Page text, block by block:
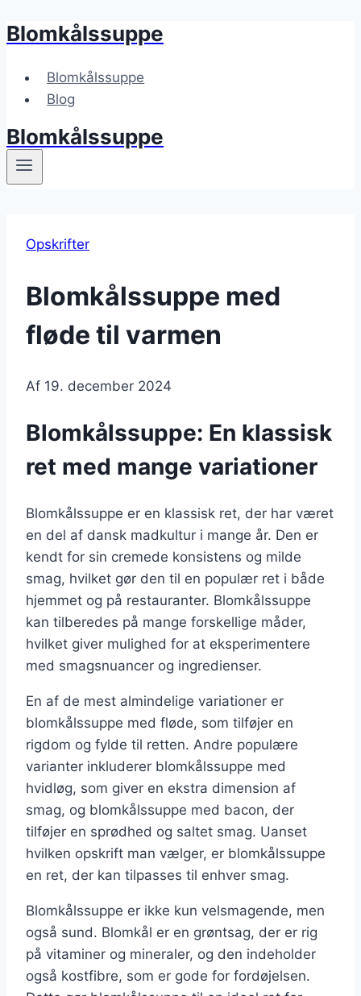
Fortsæt
indhold
Blomkålssuppe
Blomkålssuppe
Blog
Blomkålssuppe
Opskrifter
Blomkålssuppe med
fløde til varmen
Af 19. december 2024
Blomkålssuppe: En klassisk
ret med mange variationer
Blomkålssuppe er en klassisk ret, der har været
en del af dansk madkultur i mange år. Den er
kendt for sin cremede konsistens og milde
smag, hvilket gør den til en populær ret i både
hjemmet og på restauranter. Blomkålssuppe
kan tilberedes på mange forskellige måder,
hvilket giver mulighed for at eksperimentere
med smagsnuancer og ingredienser.
En af de mest almindelige variationer er
blomkålssuppe med fløde, som tilføjer en
rigdom og fylde til retten. Andre populære
varianter inkluderer blomkålssuppe med
hvidløg, som giver en ekstra dimension af
smag, og blomkålssuppe med bacon, der
tilføjer en sprødhed og saltet smag. Uanset
hvilken opskrift man vælger, er blomkålssuppe
en ret, der kan tilpasses til enhver smag.
Blomkålssuppe er ikke kun velsmagende, men
også sund. Blomkål er en grøntsag, der er rig
på vitaminer og mineraler, og den indeholder
også kostfibre, som er gode for fordøjelsen.